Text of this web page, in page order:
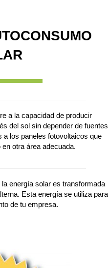
a la capacidad de producir
del sol sin depender de fuentes
los paneles fotovoltaicos que
otra área adecuada.
energía solar es transformada
Esta energía se utiliza para
de tu empresa.